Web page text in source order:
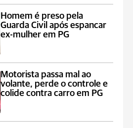
Homem é preso pela
Guarda Civil após espancar
ex-mulher em PG
Motorista passa mal ao
volante, perde o controle e
colide contra carro em PG